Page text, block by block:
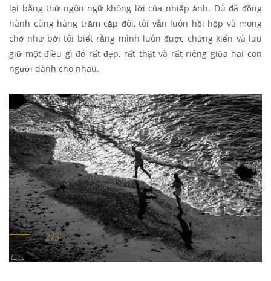
lại bằng thứ ngôn ngữ không lời của nhiếp ảnh. Dù đã đồng
hành cùng hàng trăm cặp đôi, tôi vẫn luôn hồi hộp và mong
chờ như bởi tôi biết rằng mình luôn được chứng kiến và lưu
giữ một điều gì đó rất đẹp, rất thật và rất riêng giữa hai con
người dành cho nhau.